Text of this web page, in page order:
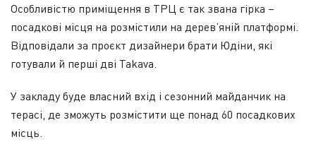
Особливістю приміщення в ТРЦ є так звана гірка –
посадкові місця на розмістили на дерев’яній платформі.
Відповідали за проєкт дизайнери брати Юдіни, які
готували й перші дві Takava.
У закладу буде власний вхід і сезонний майданчик на
терасі, де зможуть розмістити ще понад 60 посадкових
місць.